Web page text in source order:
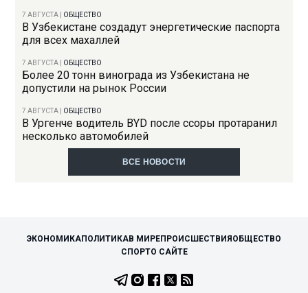
7 АВГУСТА ОБЩЕСТВО
В Узбекистане создадут энергетические паспорта
для всех махаллей
7 АВГУСТА ОБЩЕСТВО
Более 20 тонн винограда из Узбекистана не
допустили на рынок России
7 АВГУСТА ОБЩЕСТВО
В Ургенче водитель BYD после ссоры протаранил
несколько автомобилей
ВСЕ НОВОСТИ
ЭКОНОМИКАПОЛИТИКАВ МИРЕПРОИСШЕСТВИЯ ОБЩЕСТВО
СПОРТО САЙТЕ